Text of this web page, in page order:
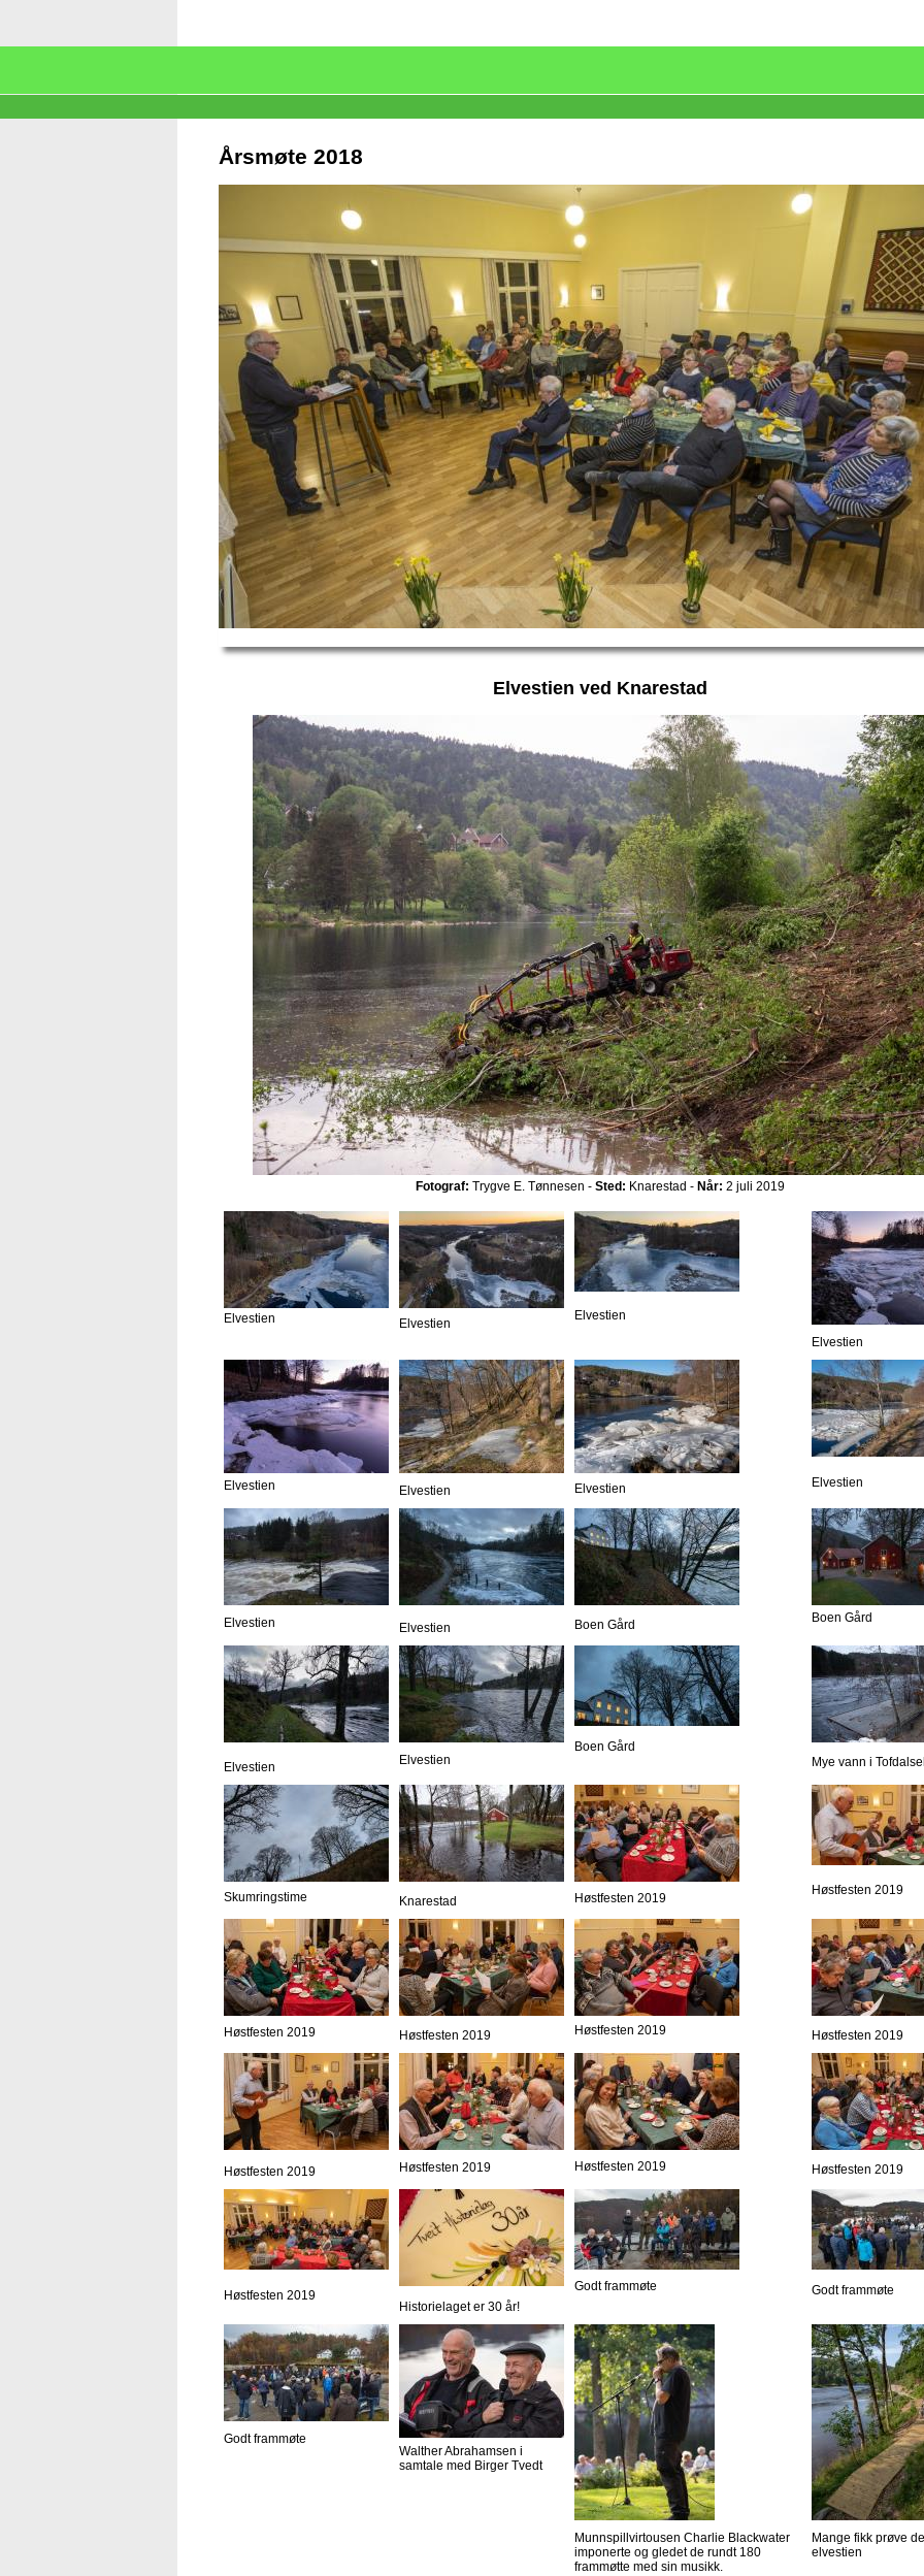
Årsmøte 2018
Elvestien ved Knarestad
Fotograf: Trygve E. Tønnesen - Sted: Knarestad - Når: 2 juli 2019
Elvestien Elvestien
Elvestien
Elvestien
Elvestien Elvestien Elvestien Elvestien
Elvestien Elvestien Boen Gård Boen Gård
Elvestien Elvestien
Boen Gård
Mye vann i
Skumringstime Knarestad Høstfesten 2019
Høstfesten 2019
Høstfesten 2019 Høstfesten 2019 Høstfesten 2019 Høstfesten 2019
Høstfesten 2019 Høstfesten 2019 Høstfesten 2019 Høstfesten 2019
Høstfesten 2019
Historielaget er 30 år!
Godt frammøte Godt frammøte
Godt frammøte
Walther Abrahamsen i
samtale med Birger Tvedt
Munnspillvirtousen Charlie Blackwater
imponerte og gledet de rundt 180
frammøtte med sin musikk.
Mange fikk prøve
elvestien